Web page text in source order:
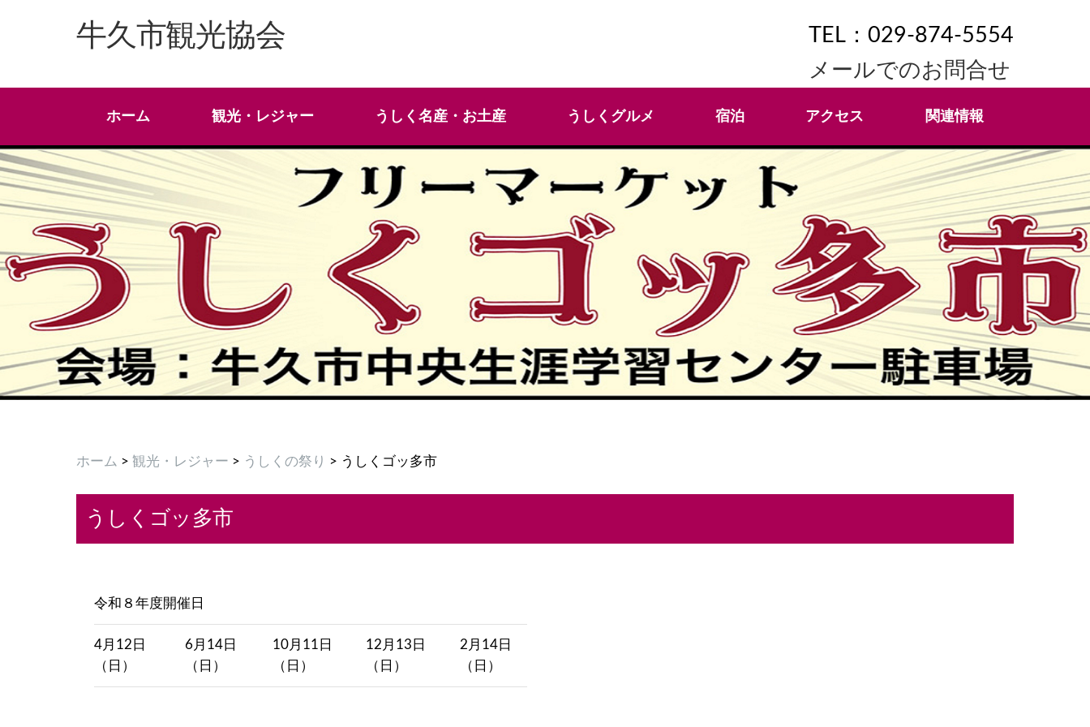
牛久市観光協会
TEL：029-874-5554
メールでのお問合せ
ホーム 観光・レジャー うしく名産・お土産 うしくグルメ 宿泊 アクセス 関連情報
ホーム > 観光・レジャー > うしくの祭り > うしくゴッ多市
うしくゴッ多市
令和８年度開催日
4月12日
（日）
6月14日
（日）
10月11日
（日）
12月13日
（日）
2月14日
（日）